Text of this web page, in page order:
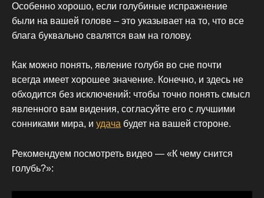
Особенно хорошо, если голубиные испражнение
были на вашей голове – это указывает на то, что все
блага буквально свалятся вам на голову.
Как можно понять, явление голубя во сне почти
всегда имеет хорошее значение. Конечно, и здесь не
обходится без исключений: чтобы точно понять смысл
явленного вам видения, согласуйте его с лучшими
сонниками мира, и удача будет на вашей стороне.
Рекомендуем посмотреть видео — «К чему снится
голубь?»: